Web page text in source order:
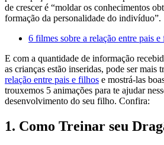
de crescer é “moldar os conhecimentos
formação da personalidade do indivíduo”.
6 filmes sobre a relação entre pais e
E com a quantidade de informação
as crianças estão inseridas, pode ser mais
relação entre pais e filhos e mostrá-las
trouxemos 5 animações para te ajudar
desenvolvimento do seu filho. Confira:
1. Como Treinar seu